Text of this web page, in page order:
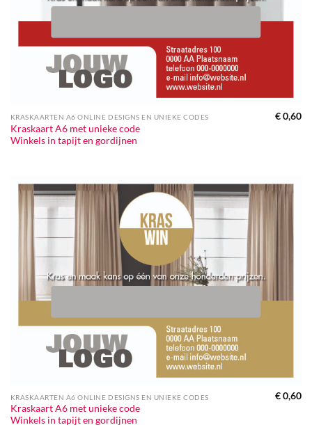
KRASKAARTEN A6 ONLINE DESIGNS EN UNIEKE CODES
Kraskaart A6 met unieke code
Winkels in tapijt en gordijnen
€0,60
KRASKAARTEN A6 ONLINE DESIGNS EN UNIEKE CODES
Kraskaart A6 met unieke code
Winkels in tapijt en gordijnen
€0,60